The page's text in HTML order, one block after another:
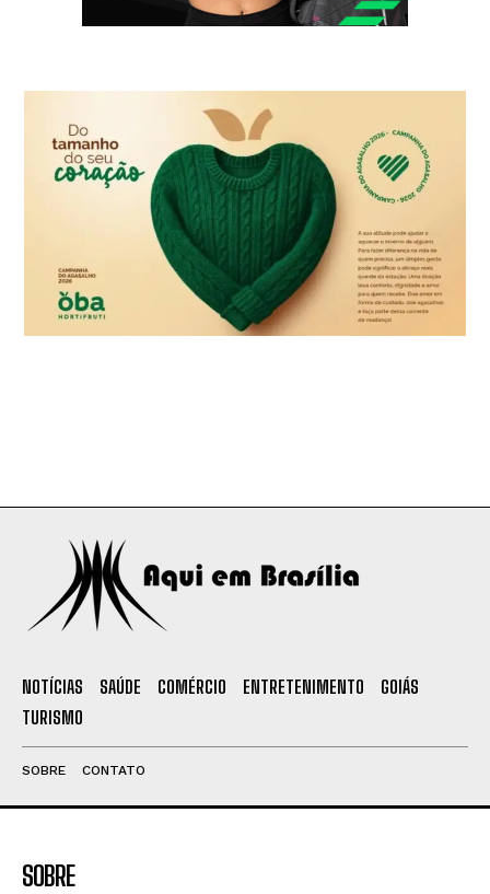
NOTÍCIAS SAÚDE COMÉRCIO ENTRETENIMENTO
GOIÁS
TURISMO
SOBRE CONTATO
SOBRE